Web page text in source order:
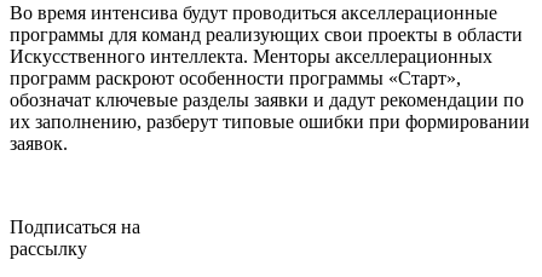
Во время интенсива будут проводиться акселлерационные
программы для команд реализующих свои проекты в области
Искусственного интеллекта. Менторы акселлерационных
программ раскроют особенности программы «Старт»,
обозначат ключевые разделы заявки и дадут рекомендации по
их заполнению, разберут типовые ошибки при формировании
заявок.
Подписаться на
рассылку